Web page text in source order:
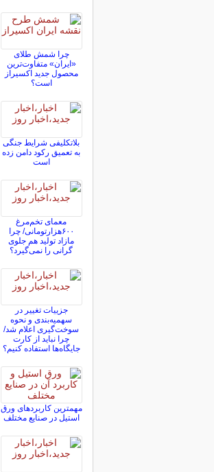
چرا شمش طلای
«ایران» متفاوت‌ترین
محصول جدید اکسیراز
است؟
بلاتکلیفی‌ شرایط جنگی
به تعمیق رکود دامن زده
است
معمای تخم‌مرغ
۶۰۰هزارتومانی/ چرا
مازاد تولید هم جلوی
گرانی را نمی‌گیرد؟
جزییات تغییر در
سهمیه‌بندی و نحوه
سوخت‌گیری اعلام شد/
چرا نباید از کارت
جایگاه‌ها استفاده کنیم؟
مهمترین کاربردهای ورق
استیل در صنایع مختلف